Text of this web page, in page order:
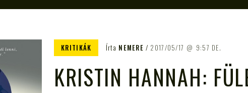
KRITIKÁK Írta NEMERE 2017/05/17 9:57 DE.
KRISTIN HANNAH: